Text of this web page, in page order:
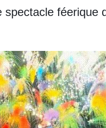
spectacle féerique